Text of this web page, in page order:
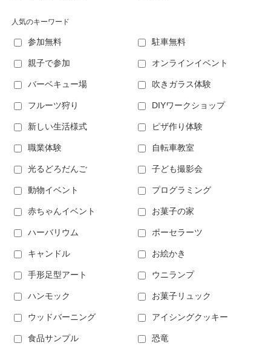
人気のキーワード
参加無料 駐車無料
親子で参加 オンラインイベント
バーベキュー場 吹きガラス体験
フルーツ狩り DIYワークショップ
新しい生活様式 ピザ作り体験
職業体験 自転車教室
光るどろだんご 子ども撮影会
動物イベント プログラミング
赤ちゃんイベント お菓子の家
ハーバリウム ポーセラーツ
キャンドル お絵かき
手形足型アート ウニランプ
ハンモック お菓子リュック
ウッドバーニング アイシングクッキー
食品サンプル 恐竜